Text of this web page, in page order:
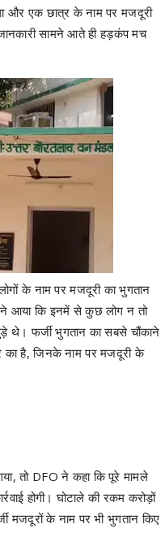
और एक छात्र के नाम पर मजदूरी
सामने आते ही हड़कंप मच
के नाम पर मजदूरी का भुगतान
आया कि इनमें से कुछ लोग न तो
फर्जी भुगतान का सबसे चौंकाने
का है, जिनके नाम पर मजदूरी के
तो DFO ने कहा कि पूरे मामले
होगी। घोटाले की रकम करोड़ों
मजदूरों के नाम पर भी भुगतान किए